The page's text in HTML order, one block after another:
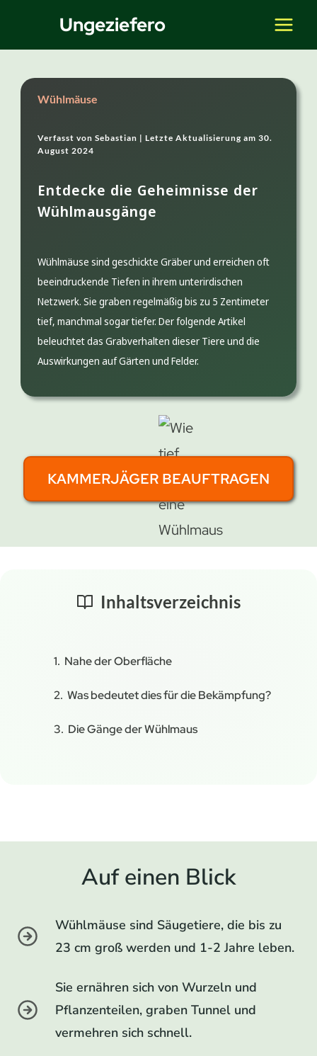
Ungeziefero
Wühlmäuse
Verfasst von Sebastian | Letzte Aktualisierung am 30.
August 2024
Entdecke die Geheimnisse der
Wühlmausgänge
Wühlmäuse sind geschickte Gräber und erreichen oft
beeindruckende Tiefen in ihrem unterirdischen
Netzwerk. Sie graben regelmäßig bis zu 5 Zentimeter
tief, manchmal sogar tiefer. Der folgende Artikel
beleuchtet das Grabverhalten dieser Tiere und die
Auswirkungen auf Gärten und Felder.
KAMMERJÄGER BEAUFTRAGEN
Inhaltsverzeichnis
Nahe der Oberfläche
Was bedeutet dies für die Bekämpfung?
Die Gänge der Wühlmaus
Auf einen Blick
Wühlmäuse sind Säugetiere, die bis zu
23 cm groß werden und 1-2 Jahre leben.
Sie ernähren sich von Wurzeln und
Pflanzenteilen, graben Tunnel und
vermehren sich schnell.